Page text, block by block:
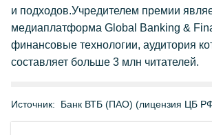
и подходов.Учредителем премии
медиаплатформа Global Banking &
финансовые технологии, аудитория
составляет больше 3 млн читателей.
Источник: Банк ВТБ (ПАО) (лицензия ЦБ